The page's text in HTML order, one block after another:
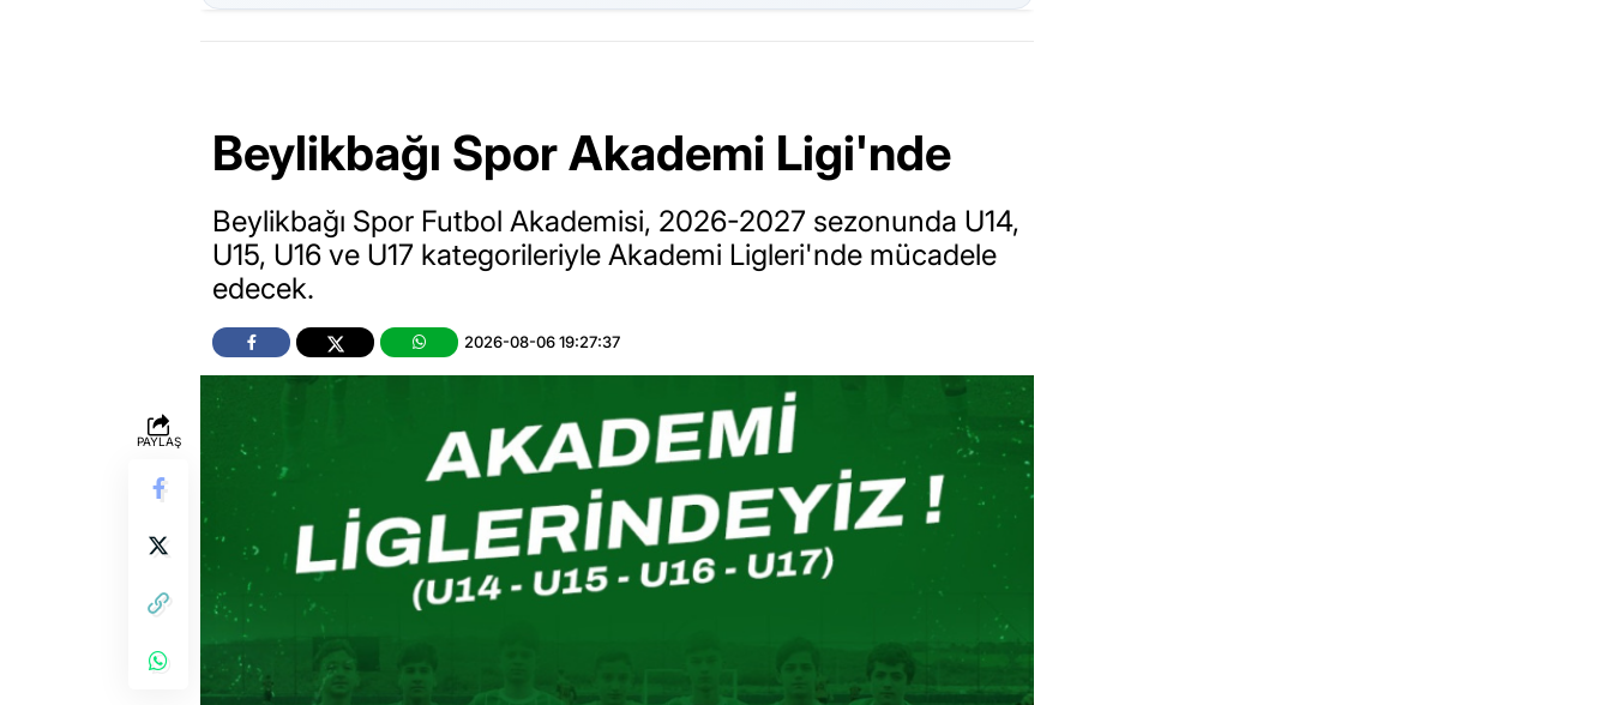
PAYLAŞ
Beylikbağı Spor Akademi Ligi'nde
Beylikbağı Spor Futbol Akademisi, 2026-2027 sezonunda U14,
U15, U16 ve U17 kategorileriyle Akademi Ligleri'nde mücadele
edecek.
2026-08-06 19:27:37